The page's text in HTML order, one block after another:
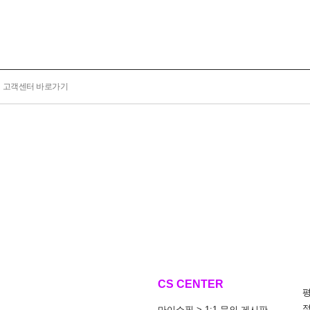
고객센터 바로가기
CS CENTER